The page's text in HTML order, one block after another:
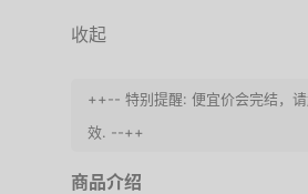
收起
++-- 特别提醒: 便宜价会完结，
效. --++
商品介绍